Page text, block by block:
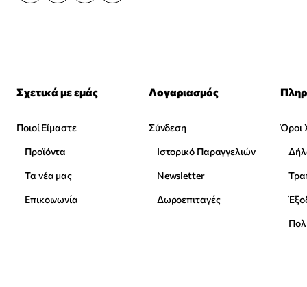
Σχετικά με εμάς
Ποιοί Είμαστε
Προϊόντα
Τα νέα μας
Επικοινωνία
Λογαριασμός
Σύνδεση
Ιστορικό Παραγγελιών
Newsletter
Δωροεπιταγές
Όροι